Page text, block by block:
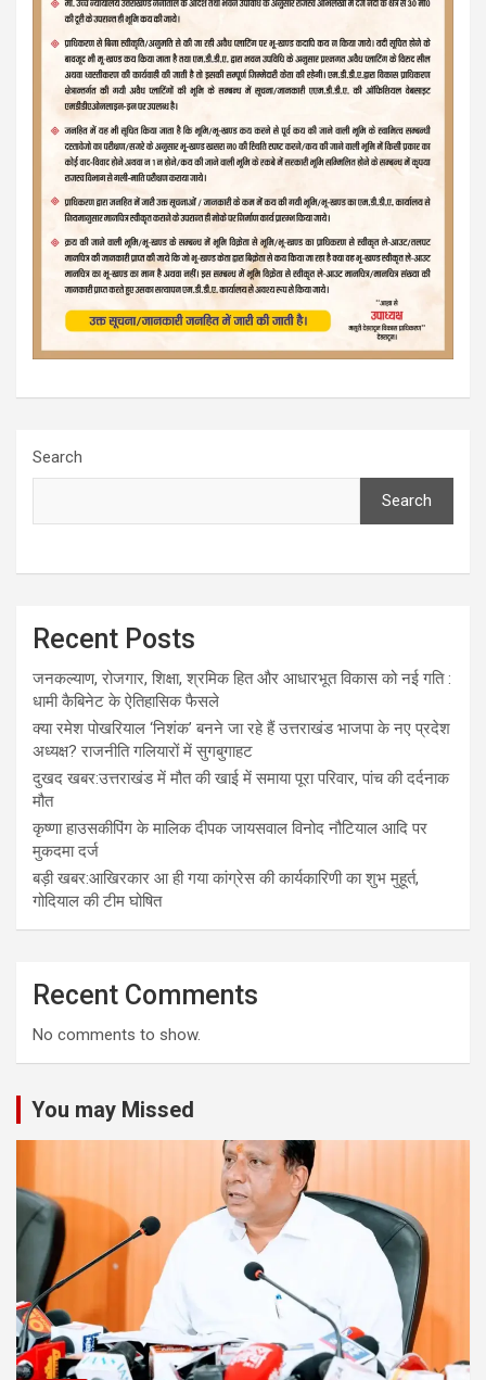
Search
Search
Recent Posts
जनकल्याण, रोजगार, शिक्षा, श्रमिक हित और आधारभूत विकास को नई गति :
धामी कैबिनेट के ऐतिहासिक फैसले
क्या रमेश पोखरियाल ‘निशंक’ बनने जा रहे हैं उत्तराखंड भाजपा के नए प्रदेश
अध्यक्ष? राजनीति गलियारों में सुगबुगाहट
दुखद खबर:उत्तराखंड में मौत की खाई में समाया पूरा परिवार, पांच की दर्दनाक
मौत
कृष्णा हाउसकीपिंग के मालिक दीपक जायसवाल विनोद नौटियाल आदि पर
मुकदमा दर्ज
बड़ी खबर:आखिरकार आ ही गया कांग्रेस की कार्यकारिणी का शुभ मुहूर्त,
गोदियाल की टीम घोषित
Recent Comments
No comments to show.
You may Missed